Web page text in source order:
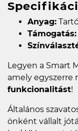
Anyag:
Támogatás:
Legyen a Smart
amely egyszerre
funkcionalitást!
Általános
önként vállalt